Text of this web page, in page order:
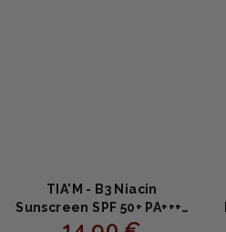
TIA'M - B3 Niacin
Sunscreen SPF 50+ PA++++
- Rozjasňujúci opaľovací